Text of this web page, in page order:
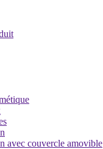
avec couvercle amovible